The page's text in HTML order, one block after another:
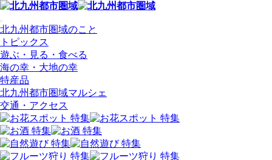
北九州都市圏域のこと
トピックス
遊ぶ・見る・食べる
海の幸・大地の幸
特産品
北九州都市圏域マルシェ
交通・アクセス